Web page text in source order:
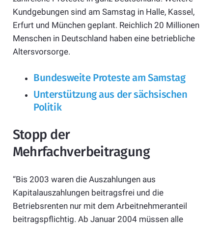
Kundgebungen sind am Samstag in Halle, Kassel,
Erfurt und München geplant. Reichlich 20 Millionen
Menschen in Deutschland haben eine betriebliche
Altersvorsorge.
Bundesweite Proteste am Samstag
Unterstützung aus der sächsischen
Politik
Stopp der
Mehrfachverbeitragung
“Bis 2003 waren die Auszahlungen aus
Kapitalauszahlungen beitragsfrei und die
Betriebsrenten nur mit dem Arbeitnehmeranteil
beitragspflichtig. Ab Januar 2004 müssen alle